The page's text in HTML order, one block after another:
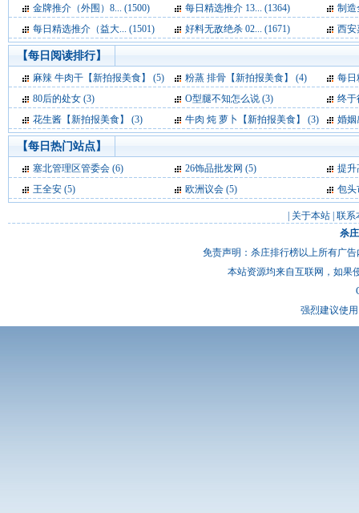
金牌推介（外围）8... (1500)
每日精选推介 13... (1364)
制造
每日精选推介（益大... (1501)
好料无敌绝杀 02... (1671) 西安
【每日阅读排行】
麻辣 牛肉干【新拍报美食】 (5) 粉蒸 排骨【新拍报美食】 (4)
每日
80后的处女 (3)
O型腿不知怎么说 (3)
终于
花生酱【新拍报美食】 (3)
牛肉 炖 萝卜【新拍报美食】 (3) 婚姻
【每日热门站点】
塞北管理区管委会 (6) 26饰品批发网 (5)
提升
王全安 (5) 欧洲议会 (5) 包头
关于本站 联系
杀
免责声明：杀庄排行榜以上所有广
本站资源均来自互联网，如果
强烈建议使